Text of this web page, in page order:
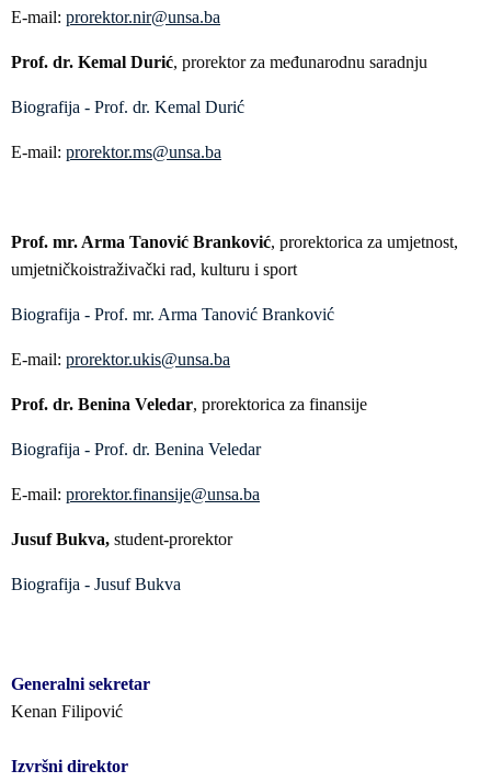
E-mail: prorektor.nir@unsa.ba
Prof. dr. Kemal Durić, prorektor za međunarodnu saradnju
Biografija - Prof. dr. Kemal Durić
E-mail: prorektor.ms@unsa.ba
Prof. mr. Arma Tanović Branković, prorektorica za umjetnost,
umjetničkoistraživački rad, kulturu i sport
Biografija - Prof. mr. Arma Tanović Branković
E-mail: prorektor.ukis@unsa.ba
Prof. dr. Benina Veledar, prorektorica za finansije
Biografija - Prof. dr. Benina Veledar
E-mail: prorektor.finansije@unsa.ba
Jusuf Bukva, student-prorektor
Biografija - Jusuf Bukva
Generalni sekretar
Kenan Filipović
Izvršni direktor